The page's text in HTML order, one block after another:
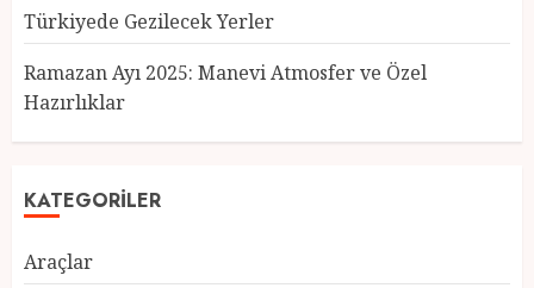
Türkiyede Gezilecek Yerler
Ramazan Ayı 2025: Manevi Atmosfer ve Özel
Hazırlıklar
KATEGORILER
Araçlar
Türkiye’nin En Güzel Kedileri
Seçildi
12 MART 2025